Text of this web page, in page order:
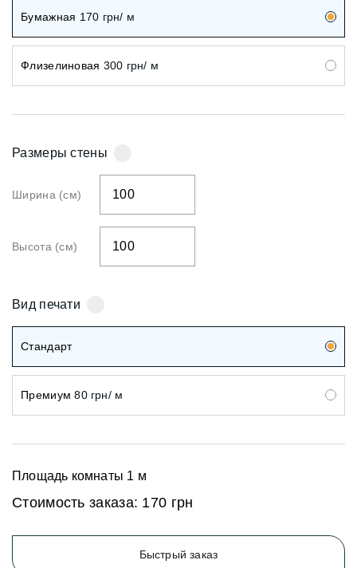
Бумажная 170 грн/ м
Флизелиновая 300 грн/ м
Размеры стены
Ширина (см)
Высота (см)
Вид печати
Стандарт
Премиум 80 грн/ м
Площадь комнаты 1 м
Стоимость заказа: 170 грн
Быстрый заказ